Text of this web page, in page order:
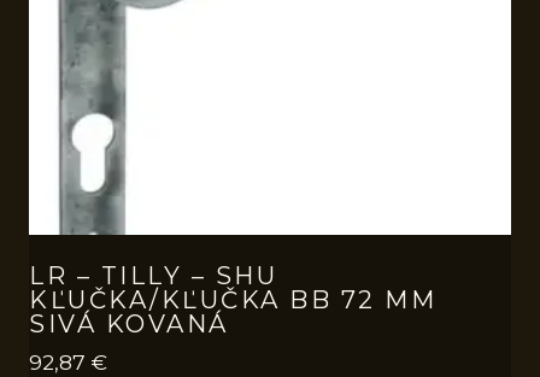
LR – TILLY – SHU
KĽUČKA/KĽUČKA BB 72 MM
SIVÁ KOVANÁ
92,87 €